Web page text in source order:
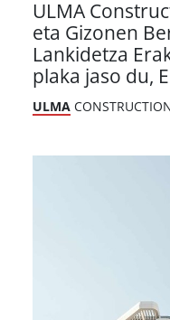
ULMA
eta Gizonen
Lankidetza
plaka jaso du,
ULMA CONSTRUCTION